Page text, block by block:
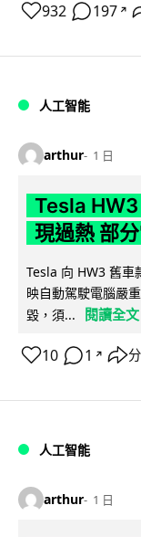
932 197 ↗
人工智能
arthur 1 日
Tesla
現過熱 部
Tesla 向 HW3 舊車
映自動駕駛電腦嚴
毀，須...
閱讀全文
10 1 ↗
人工智能
arthur 1 日